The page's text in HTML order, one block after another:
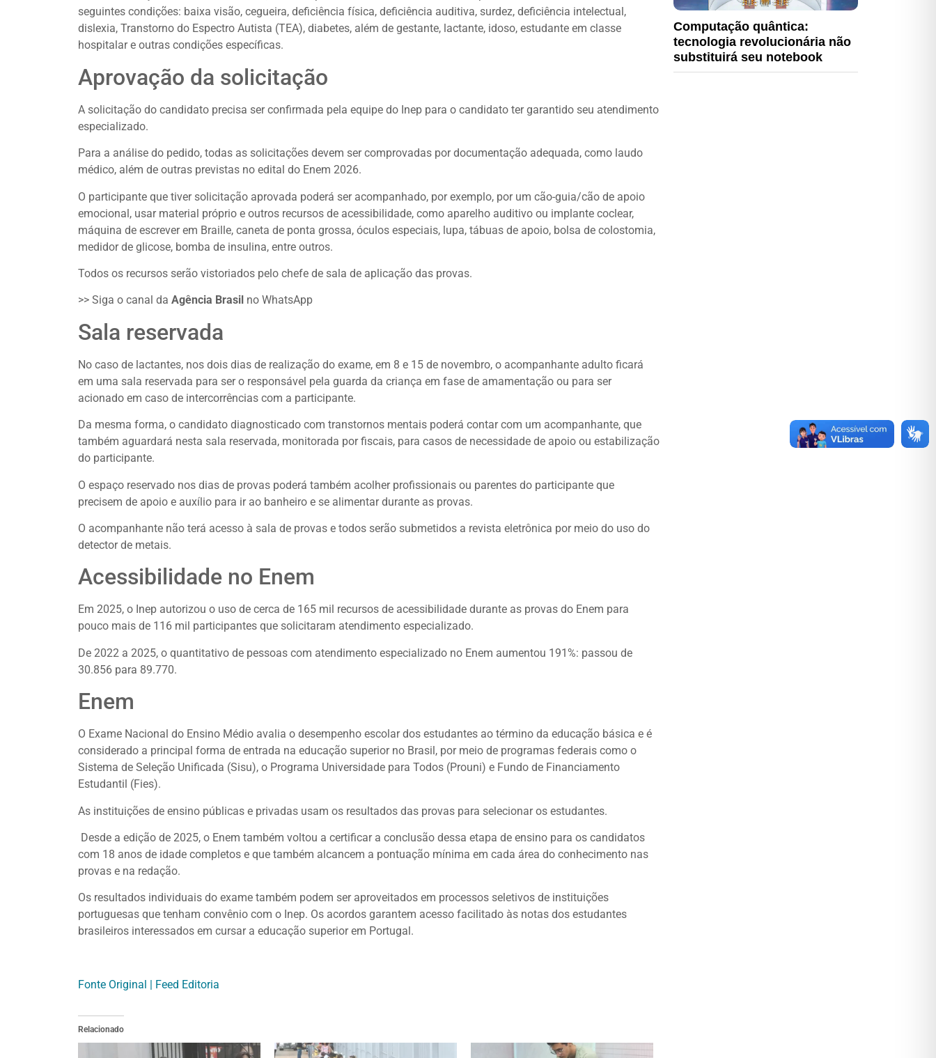
seguintes condições: baixa visão, cegueira, deficiência física, deficiência auditiva, surdez, deficiência intelectual,
dislexia, Transtorno do Espectro Autista (TEA), diabetes, além de gestante, lactante, idoso, estudante em classe
hospitalar e outras condições específicas.
Aprovação da solicitação
A solicitação do candidato precisa ser confirmada pela equipe do Inep para o candidato ter garantido seu atendimento
especializado.
Para a análise do pedido, todas as solicitações devem ser comprovadas por documentação adequada, como laudo
médico, além de outras previstas no edital do Enem 2026.
O participante que tiver solicitação aprovada poderá ser acompanhado, por exemplo, por um cão-guia/cão de apoio
emocional, usar material próprio e outros recursos de acessibilidade, como aparelho auditivo ou implante coclear,
máquina de escrever em Braille, caneta de ponta grossa, óculos especiais, lupa, tábuas de apoio, bolsa de colostomia,
medidor de glicose, bomba de insulina, entre outros.
Todos os recursos serão vistoriados pelo chefe de sala de aplicação das provas.
>> Siga o canal da Agência Brasil no WhatsApp
Sala reservada
No caso de lactantes, nos dois dias de realização do exame, em 8 e 15 de novembro, o acompanhante adulto ficará
em uma sala reservada para ser o responsável pela guarda da criança em fase de amamentação ou para ser
acionado em caso de intercorrências com a participante.
Da mesma forma, o candidato diagnosticado com transtornos mentais poderá contar com um acompanhante, que
também aguardará nesta sala reservada, monitorada por fiscais, para casos de necessidade de apoio ou estabilização
do participante.
O espaço reservado nos dias de provas poderá também acolher profissionais ou parentes do participante que
precisem de apoio e auxílio para ir ao banheiro e se alimentar durante as provas.
O acompanhante não terá acesso à sala de provas e todos serão submetidos a revista eletrônica por meio do uso do
detector de metais.
Acessibilidade no Enem
Em 2025, o Inep autorizou o uso de cerca de 165 mil recursos de acessibilidade durante as provas do Enem para
pouco mais de 116 mil participantes que solicitaram atendimento especializado.
De 2022 a 2025, o quantitativo de pessoas com atendimento especializado no Enem aumentou 191%: passou de
30.856 para 89.770.
Enem
O Exame Nacional do Ensino Médio avalia o desempenho escolar dos estudantes ao término da educação básica e é
considerado a principal forma de entrada na educação superior no Brasil, por meio de programas federais como o
Sistema de Seleção Unificada (Sisu), o Programa Universidade para Todos (Prouni) e Fundo de Financiamento
Estudantil (Fies).
As instituições de ensino públicas e privadas usam os resultados das provas para selecionar os estudantes.
Desde a edição de 2025, o Enem também voltou a certificar a conclusão dessa etapa de ensino para os candidatos
com 18 anos de idade completos e que também alcancem a pontuação mínima em cada área do conhecimento nas
provas e na redação.
Os resultados individuais do exame também podem ser aproveitados em processos seletivos de instituições
portuguesas que tenham convênio com o Inep. Os acordos garantem acesso facilitado às notas dos estudantes
brasileiros interessados em cursar a educação superior em Portugal.
Fonte Original | Feed Editoria
Relacionado
Computação quântica:
tecnologia revolucionária não
substituirá seu notebook